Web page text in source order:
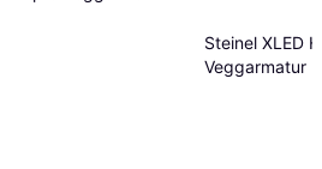
Steinel XLED
Veggarmatur